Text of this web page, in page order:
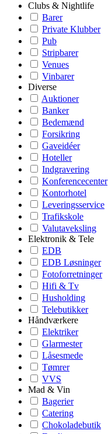
Clubs & Nightlife
Barer
Private Klubber
Pub
Stripbarer
Venues
Vinbarer
Diverse
Auktioner
Banker
Bedemænd
Forsikring
Gaveidéer
Hoteller
Indgravering
Konferencecenter
Kontorhotel
Leveringsservice
Trafikskole
Valutaveksling
Elektronik & Tele
EDB
EDB Løsninger
Fotoforretninger
Hifi & Tv
Husholding
Telebutikker
Håndværkere
Elektriker
Glarmester
Låsesmede
Tømrer
VVS
Mad & Vin
Bagerier
Catering
Chokoladebutik